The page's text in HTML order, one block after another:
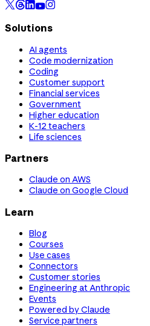
Solutions
AI agents
Code modernization
Coding
Customer support
Financial services
Government
Higher education
K-12 teachers
Life sciences
Partners
Claude on AWS
Claude on Google Cloud
Learn
Blog
Courses
Use cases
Connectors
Customer stories
Engineering at Anthropic
Events
Powered by Claude
Service partners